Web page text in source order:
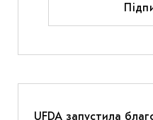
UFDA запустила